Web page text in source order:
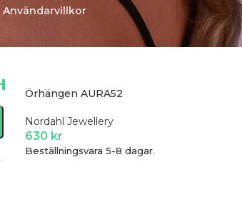
Användarvillkor
Beställningsvara 5-8 dagar.
Örhängen AURA52
Nordahl Jewellery
630 kr
Beställningsvara 5-8 dagar.